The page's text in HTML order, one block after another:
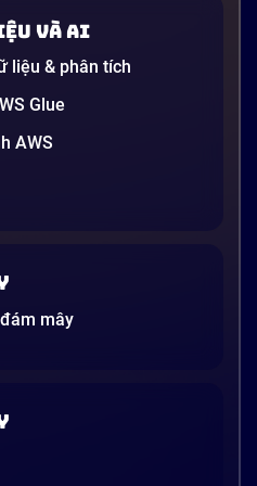
là phần lớn lời giải thích
kỹ sư, không phải cho
và AI
liệu & phân tích
Glue
AWS
mây